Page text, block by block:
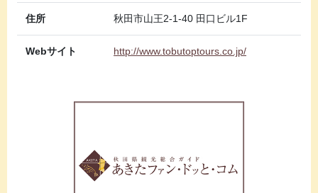
住所 秋田市山王2-1-40 田口ビル1F
Webサイト http://www.tobutoptours.co.jp/